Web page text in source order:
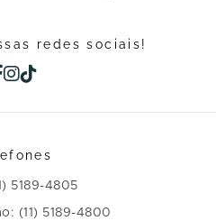
redes sociais!
5189-4805
(11) 5189-4800